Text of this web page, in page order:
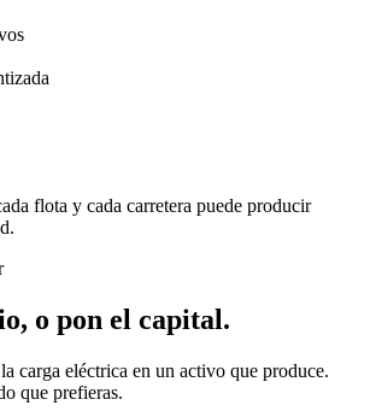
flota y cada carretera puede producir
o pon el capital.
carga eléctrica en un activo que produce.
que prefieras.